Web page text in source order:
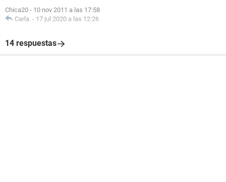
Chica20 - 10 nov 2011 a las 17:58
Carla. - 17 jul 2020 a las 12:26
14 respuestas